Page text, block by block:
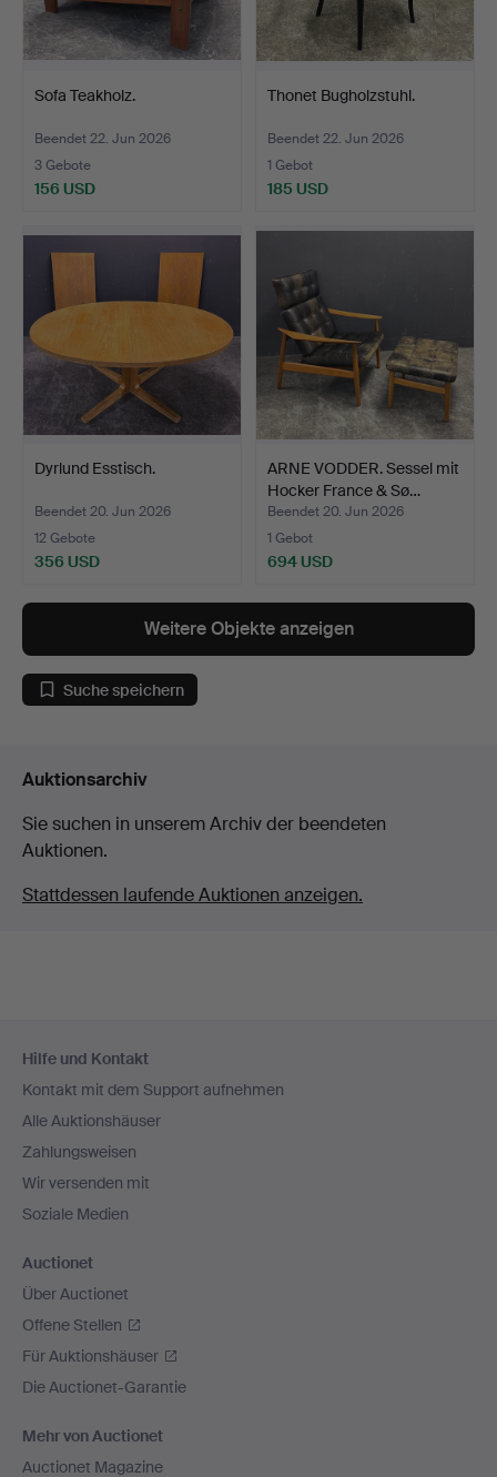
Sofa Teakholz.
Beendet 22. Jun 2026
3 Gebote
156 USD
Thonet Bugholzstuhl.
Beendet 22. Jun 2026
1 Gebot
185 USD
Dyrlund Esstisch.
Beendet 20. Jun 2026
12 Gebote
356 USD
ARNE VODDER. Sessel mit
Hocker France & Sø…
Beendet 20. Jun 2026
1 Gebot
694 USD
Weitere Objekte anzeigen
Suche speichern
Auktionsarchiv
Sie suchen in unserem Archiv der beendeten
Auktionen.
Stattdessen laufende Auktionen anzeigen.
Navigation
Hilfe und Kontakt
Kontakt mit dem Support aufnehmen
Alle Auktionshäuser
Zahlungsweisen
Wir versenden mit
Soziale Medien
Auctionet
Über Auctionet
Offene Stellen
Für Auktionshäuser
Die Auctionet-Garantie
Mehr von Auctionet
Auctionet Magazine